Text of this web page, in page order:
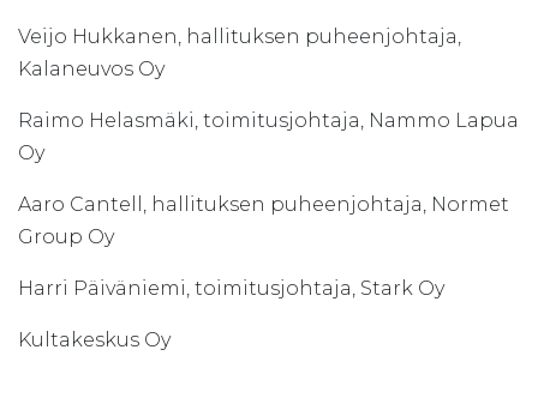
Veijo Hukkanen, hallituksen puheenjohtaja,
Kalaneuvos Oy
Raimo Helasmäki, toimitusjohtaja, Nammo Lapua
Oy
Aaro Cantell, hallituksen puheenjohtaja, Normet
Group Oy
Harri Päiväniemi, toimitusjohtaja, Stark Oy
Kultakeskus Oy